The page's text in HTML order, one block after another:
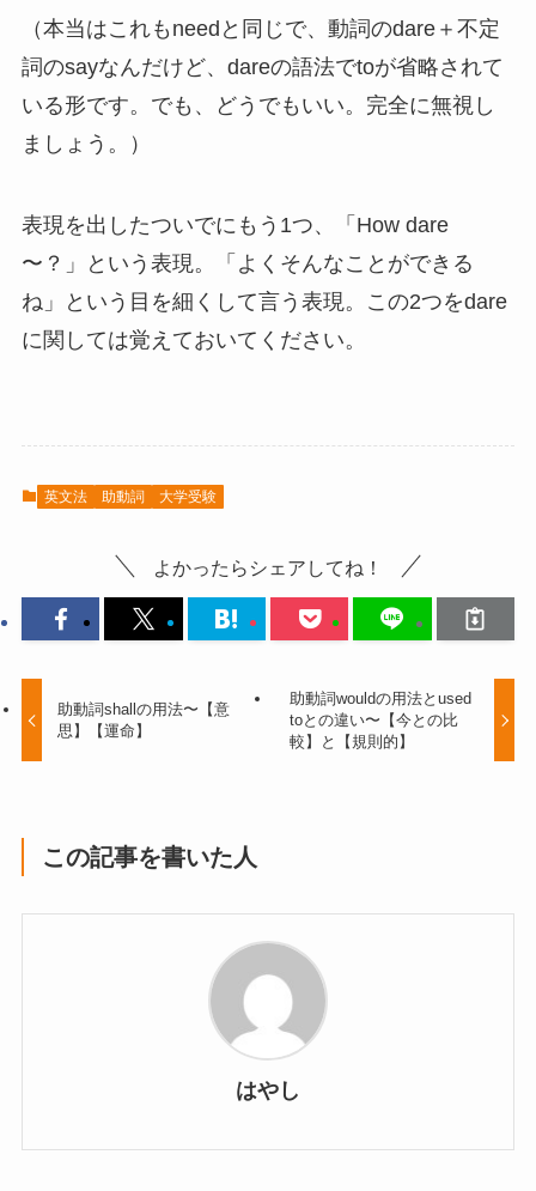
（本当はこれもneedと同じで、動詞のdare＋不定
詞のsayなんだけど、dareの語法でtoが省略されて
いる形です。でも、どうでもいい。完全に無視し
ましょう。）
表現を出したついでにもう1つ、「How dare
〜？」という表現。「よくそんなことができる
ね」という目を細くして言う表現。この2つをdare
に関しては覚えておいてください。
英文法 助動詞 大学受験
よかったらシェアしてね！
助動詞shallの用法〜【意
思】【運命】
助動詞wouldの用法とused
toとの違い〜【今との比
較】と【規則的】
この記事を書いた人
はやし